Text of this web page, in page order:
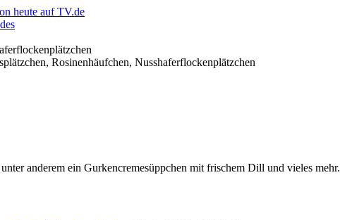
Rosinenhäufchen, Nusshaferflockenplätzchen
anderem ein Gurkencremesüppchen mit frischem Dill und vieles mehr.